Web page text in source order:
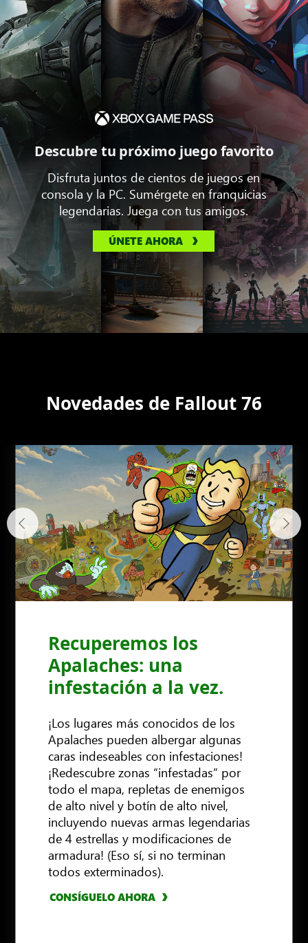
Descubre tu próximo juego favorito
Disfruta juntos de cientos de juegos en
consola y la PC. Sumérgete en franquicias
legendarias. Juega con tus amigos.
ÚNETE AHORA
Novedades de Fallout 76
Recuperemos los
Apalaches: una
infestación a la vez.
¡Los lugares más conocidos de los
Apalaches pueden albergar algunas
caras indeseables con infestaciones!
¡Redescubre zonas “infestadas” por
todo el mapa, repletas de enemigos
de alto nivel y botín de alto nivel,
incluyendo nuevas armas legendarias
de 4 estrellas y modificaciones de
armadura! (Eso sí, si no terminan
todos exterminados).
CONSÍGUELO AHORA
CONSÍGUELO AHORA
CONSÍGUELO AHORA